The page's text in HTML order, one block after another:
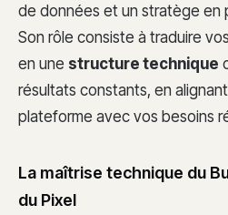
de données et un stratège en
Son rôle consiste à traduire
en une structure technique
résultats constants, en
plateforme avec vos besoins
La maîtrise technique du
du Pixel